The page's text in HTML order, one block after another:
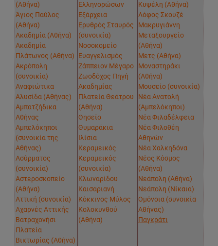
(Αθήνα)
Άγιος Παύλος
(Αθήνα)
Ακαδημία (Αθήνα)
Ακαδημία
Πλάτωνος (Αθήνα)
Ακρόπολη
(συνοικία)
Αναφιώτικα
Αλυσίδα (Αθήνας)
Αμπατζήδικα
Αθήνας
Αμπελόκηποι
(συνοικία της
Αθήνας)
Ασύρματος
(συνοικία)
Αστεροσκοπείο
(Αθήνα)
Αττική (συνοικία)
Αχαρνές Αττικής
Βατραχονήσι
Πλατεία
Βικτωρίας (Αθήνα)
Ελληνορώσων
Εξάρχεια
Ερυθρός Σταυρός
(συνοικία)
Νοσοκομείο
Ευαγγελισμός
Ζάππειον Μέγαρο
Ζωοδόχος Πηγή
Ακαδημίας
Πλατεία Θεάτρου
(Αθήνα)
Θησείο
Θυμαράκια
Ιλίσια
Κεραμεικός
Κεραμεικός
(συνοικία)
Κλωναρίδου
Καισαριανή
Κόκκινος Μύλος
Κολοκυνθού
(Αθήνα)
Κυψέλη (Αθήνα)
Λόφος Σκουζέ
Μακρυγιάννη
Μεταξουργείο
(Αθήνα)
Μετς (Αθήνα)
Μοναστηράκι
(Αθήνα)
Μουσείο (συνοικία)
Νέα Ανατολή
(Αμπελόκηποι)
Νέα Φιλαδέλφεια
Νέα Φιλοθέη
Αθηνών
Νέα Χαλκηδόνα
Νέος Κόσμος
(Αθήνα)
Νεάπολη (Αθήνα)
Νεάπολη (Νίκαια)
Ομόνοια (συνοικία
Αθήνας)
Παγκράτι